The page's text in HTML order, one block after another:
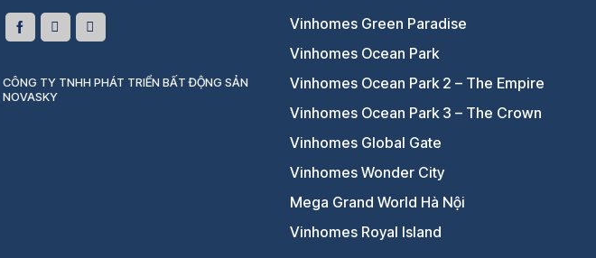
CÔNG TY TNHH PHÁT TRIỂN BẤT ĐỘNG SẢN
NOVASKY
Vinhomes Green Paradise
Vinhomes Ocean Park
Vinhomes Ocean Park 2 – The Empire
Vinhomes Ocean Park 3 – The Crown
Vinhomes Global Gate
Vinhomes Wonder City
Mega Grand World Hà Nội
Vinhomes Royal Island